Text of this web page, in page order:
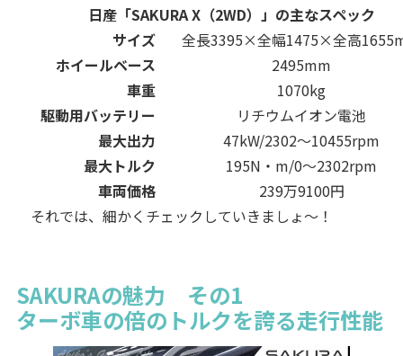
日産「SAKURA X（2WD）」の主なスペック
サイズ
全長3395×全幅1475×全高
ホイールベース
2495mm
車重
1070kg
駆動用バッテリー
リチウムイオン電池
最大出力
47kW/2302～10455rpm
最大トルク
195N・m/0～2302rpm
車両価格
239万9100円
それでは、細かくチェックしていきましょ～！
SAKURAの魅力 その1
ターボ車の倍のトルクを誇る走行性能